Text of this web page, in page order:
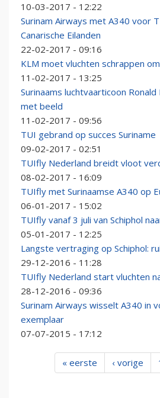
10-03-2017 - 12:22
Surinam Airways met A340 voor
Canarische Eilanden
22-02-2017 - 09:16
KLM moet vluchten schrappen
11-02-2017 - 13:25
Surinaams luchtvaarticoon
met beeld
11-02-2017 - 09:56
TUI gebrand op succes Suriname
09-02-2017 - 02:51
TUIfly Nederland breidt vloot
08-02-2017 - 16:09
TUIfly met Surinaamse A340 op
06-01-2017 - 15:02
TUIfly vanaf 3 juli van Schiphol
05-01-2017 - 12:25
Langste vertraging op Schiphol:
29-12-2016 - 11:28
TUIfly Nederland start vluchten
28-12-2016 - 09:36
Surinam Airways wisselt A340 in
exemplaar
07-07-2015 - 17:12
« eerste ‹ vorige